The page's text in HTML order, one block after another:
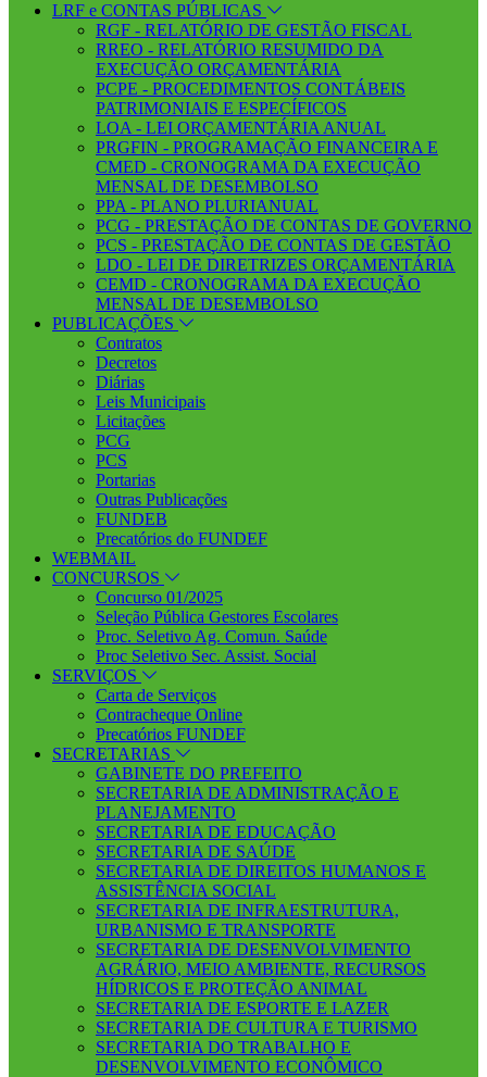
LRF e CONTAS PÚBLICAS
RGF - RELATÓRIO DE GESTÃO FISCAL
RREO - RELATÓRIO RESUMIDO DA
EXECUÇÃO ORÇAMENTÁRIA
PCPE - PROCEDIMENTOS CONTÁBEIS
PATRIMONIAIS E ESPECÍFICOS
LOA - LEI ORÇAMENTÁRIA ANUAL
PRGFIN - PROGRAMAÇÃO FINANCEIRA E
CMED - CRONOGRAMA DA EXECUÇÃO
MENSAL DE DESEMBOLSO
PPA - PLANO PLURIANUAL
PCG - PRESTAÇÃO DE CONTAS DE GOVERNO
PCS - PRESTAÇÃO DE CONTAS DE GESTÃO
LDO - LEI DE DIRETRIZES ORÇAMENTÁRIA
CEMD - CRONOGRAMA DA EXECUÇÃO
MENSAL DE DESEMBOLSO
PUBLICAÇÕES
Contratos
Decretos
Diárias
Leis Municipais
Licitações
PCG
PCS
Portarias
Outras Publicações
FUNDEB
Precatórios do FUNDEF
WEBMAIL
CONCURSOS
Concurso 01/2025
Seleção Pública Gestores Escolares
Proc. Seletivo Ag. Comun. Saúde
Proc Seletivo Sec. Assist. Social
SERVIÇOS
Carta de Serviços
Contracheque Online
Precatórios FUNDEF
SECRETARIAS
GABINETE DO PREFEITO
SECRETARIA DE ADMINISTRAÇÃO E
PLANEJAMENTO
SECRETARIA DE EDUCAÇÃO
SECRETARIA DE SAÚDE
SECRETARIA DE DIREITOS HUMANOS E
ASSISTÊNCIA SOCIAL
SECRETARIA DE INFRAESTRUTURA,
URBANISMO E TRANSPORTE
SECRETARIA DE DESENVOLVIMENTO
AGRÁRIO, MEIO AMBIENTE, RECURSOS
HÍDRICOS E PROTEÇÃO ANIMAL
SECRETARIA DE ESPORTE E LAZER
SECRETARIA DE CULTURA E TURISMO
SECRETARIA DO TRABALHO E
DESENVOLVIMENTO ECONÔMICO